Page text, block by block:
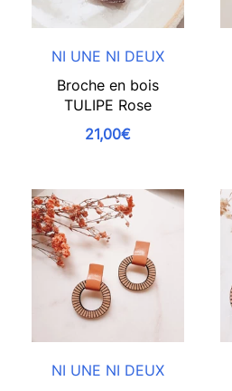
NI UNE NI DEUX
Broche en bois
TULIPE Rose
21,00€
NI UNE NI DEUX